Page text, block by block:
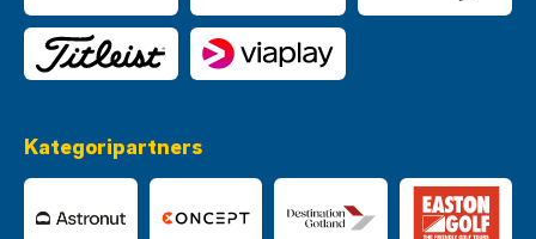
Kategoripartners